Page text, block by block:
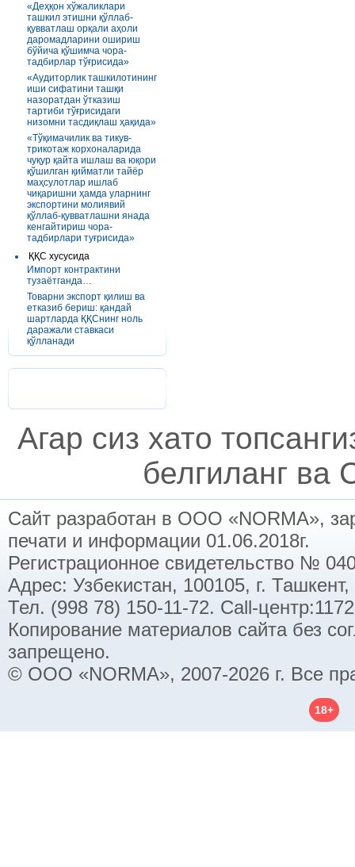
«Деҳқон хўжаликлари
ташкил этишни қўллаб-
қувватлаш орқали аҳоли
даромадларини ошириш
бўйича қўшимча чора-
тадбирлар тўғрисида»
«Аудиторлик ташкилотининг
иши сифатини ташқи
назоратдан ўтказиш
тартиби тўғрисидаги
низомни тасдиқлаш ҳақида»
«Тўқимачилик ва тикув-
трикотаж корхоналарида
чуқур қайта ишлаш ва юқори
қўшилган қийматли тайёр
маҳсулотлар ишлаб
чиқаришни ҳамда уларнинг
экспортини молиявий
қўллаб-қувватлашни янада
кенгайтириш чора-
тадбирлари туғрисида»
ҚҚС хусусида
Импорт контрактини
тузаётганда…
Товарни экспорт қилиш ва
етказиб бериш: қандай
шартларда ҚҚСнинг ноль
даражали ставкаси
қўлланади
Агар сиз хато
белгиланг ва
Сайт разработан в ООО «NORMA»,
печати и информации 01.06.2018г.
Регистрационное свидетельство №
Адрес: Узбекистан, 100105, г.
Тел. (998 78) 150-11-72. Call-
Копирование материалов сайта без
запрещено.
© ООО «NORMA», 2007-2026 г. Все
18+